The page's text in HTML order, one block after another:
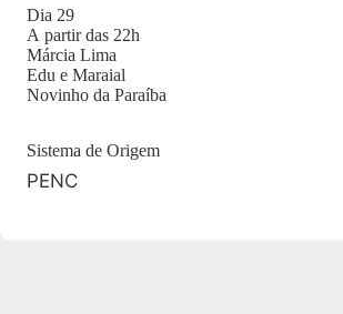
Dia 29
A partir das 22h
Márcia Lima
Edu e Maraial
Novinho da Paraíba
Sistema de Origem
PENC